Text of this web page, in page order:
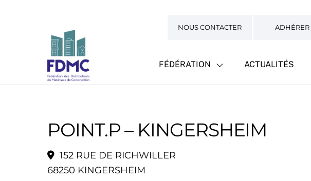
NOUS CONTACTER ADHÉRER
FÉDÉRATION ACTUALITÉS
POINT.P – KINGERSHEIM
152 RUE DE RICHWILLER
68250 KINGERSHEIM